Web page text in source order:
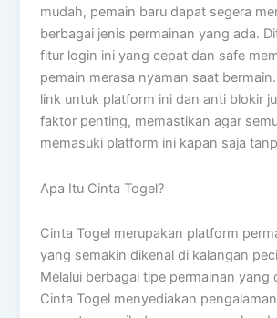
mudah, pemain baru dapat segera
berbagai jenis permainan yang ada.
fitur login ini yang cepat dan safe
pemain merasa nyaman saat
link untuk platform ini dan anti blokir
faktor penting, memastikan agar
memasuki platform ini kapan saja
Apa Itu Cinta Togel?
Cinta Togel merupakan platform
yang semakin dikenal di kalangan
Melalui berbagai tipe permainan yang
Cinta Togel menyediakan